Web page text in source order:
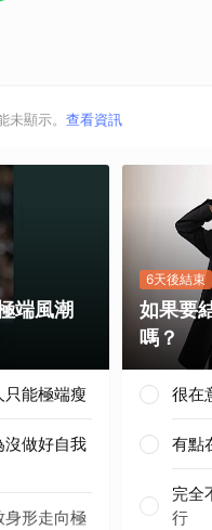
顯示。 查看資訊
端風潮
只能極端瘦
沒做好自我
身形走向極
6天後結束
如果要
嗎？
很在
有點
完全
行